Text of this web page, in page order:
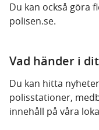
Du kan också göra
polisen.se.
Vad händer i
Du kan hitta
polisstationer,
innehåll på våra